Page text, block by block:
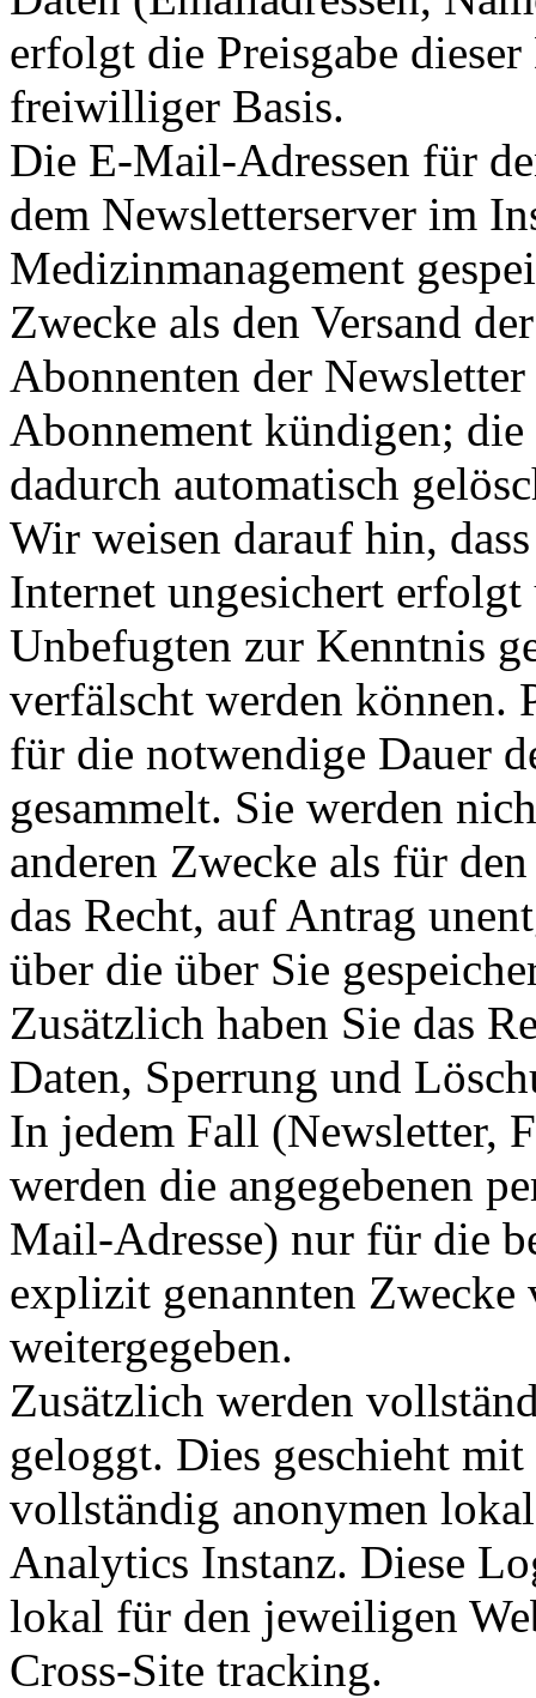
erfolgt die Preisgabe
freiwilliger Basis.
Die E-Mail-Adressen für
dem Newsletterserver im
Medizinmanagement
Zwecke als den Versand
Abonnenten der
Abonnement kündigen;
dadurch automatisch
Wir weisen darauf hin,
Internet ungesichert
Unbefugten zur Kenntnis
verfälscht werden können.
für die notwendige Dauer
gesammelt. Sie werden
anderen Zwecke als für
das Recht, auf Antrag
über die über Sie
Zusätzlich haben Sie das
Daten, Sperrung und
In jedem Fall (Newsletter,
werden die angegebenen
Mail-Adresse) nur für die
explizit genannten
weitergegeben.
Zusätzlich werden
geloggt. Dies geschieht
vollständig anonymen
Analytics Instanz. Diese
lokal für den jeweiligen
Cross-Site tracking.